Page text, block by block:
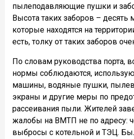
пылеподавляющие пушки и
Высота таких заборов – десять
которые находятся на
есть, толку от таких заборов
По словам руководства порта,
нормы соблюдаются,
машины, водяные пушки,
экраны и другие меры по
рассеивания пыли. Жителей
жалобы на ВМТП не по адресу:
выбросы с котельной и ТЭЦ.